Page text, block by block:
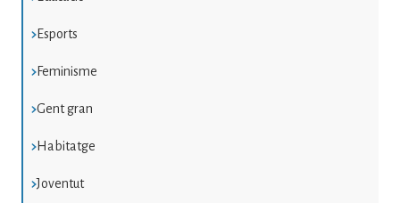
Esports
Feminisme
Gent gran
Habitatge
Joventut